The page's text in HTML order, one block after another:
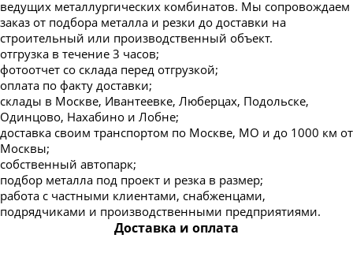
ведущих металлургических комбинатов. Мы сопровождаем
заказ от подбора металла и резки до доставки на
строительный или производственный объект.
отгрузка в течение 3 часов;
фотоотчет со склада перед отгрузкой;
оплата по факту доставки;
склады в Москве, Ивантеевке, Люберцах, Подольске,
Одинцово, Нахабино и Лобне;
доставка своим транспортом по Москве, МО и до 1000 км от
Москвы;
собственный автопарк;
подбор металла под проект и резка в размер;
работа с частными клиентами, снабженцами,
подрядчиками и производственными предприятиями.
Доставка и оплата